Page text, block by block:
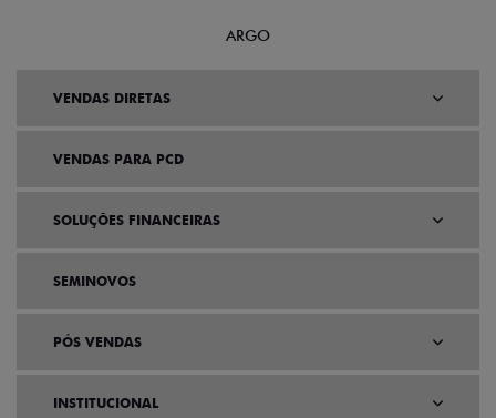
ARGO
VENDAS DIRETAS
VENDAS PARA PCD
SOLUÇÕES FINANCEIRAS
SEMINOVOS
PÓS VENDAS
INSTITUCIONAL